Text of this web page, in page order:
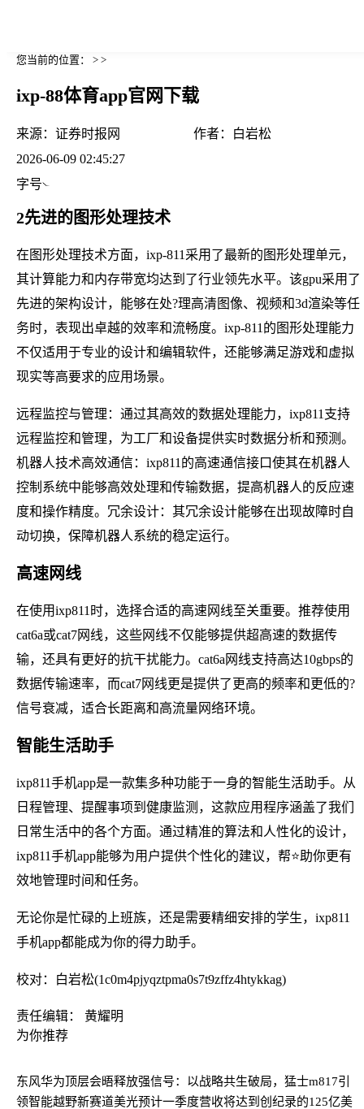
您当前的位置： > >
ixp-88体育app官网下载
来源： 证券时报网 作者：
白岩松
2026-06-09 02:45:27
字号
2先进的图形处理技术
在图形处理技术方面，ixp-811采用了最新的图形处理单元，
其计算能力和内存带宽均达到了行业领先水平。该gpu采用了
先进的架构设计，能够在处?理高清图像、视频和3d渲染等任
务时，表现出卓越的效率和流畅度。ixp-811的图形处理能力
不仅适用于专业的设计和编辑软件，还能够满足游戏和虚拟
现实等高要求的应用场景。
远程监控与管理：通过其高效的数据处理能力，ixp811支持
远程监控和管理，为工厂和设备提供实时数据分析和预测。
机器人技术高效通信：ixp811的高速通信接口使其在机器人
控制系统中能够高效处理和传输数据，提高机器人的反应速
度和操作精度。冗余设计：其冗余设计能够在出现故障时自
动切换，保障机器人系统的稳定运行。
高速网线
在使用ixp811时，选择合适的高速网线至关重要。推荐使用
cat6a或cat7网线，这些网线不仅能够提供超高速的数据传
输，还具有更好的抗干扰能力。cat6a网线支持高达10gbps的
数据传输速率，而cat7网线更是提供了更高的频率和更低的?
信号衰减，适合长距离和高流量网络环境。
智能生活助手
ixp811手机app是一款集多种功能于一身的智能生活助手。从
日程管理、提醒事项到健康监测，这款应用程序涵盖了我们
日常生活中的各个方面。通过精准的算法和人性化的设计，
ixp811手机app能够为用户提供个性化的建议，帮⭐助你更有
效地管理时间和任务。
无论你是忙碌的上班族，还是需要精细安排的学生，ixp811
手机app都能成为你的得力助手。
校对：白岩松(1c0m4pjyqztpma0s7t9zffz4htykkag)
责任编辑： 黄耀明
为你推荐
东风华为顶层会晤释放强信号：以战略共生破局，猛士m817引
领智能越野新赛道美光预计一季度营收将达到创纪录的125亿美